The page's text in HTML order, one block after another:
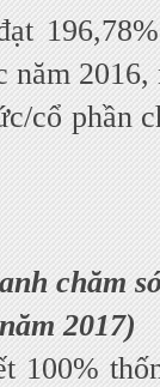
cổ phần
chăm
2017)
100%